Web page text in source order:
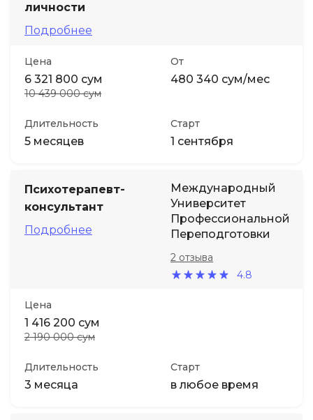
личности
Подробнее
Цена
6 321 800 сум
10 439 000 сум
От
480 340 сум/мес
Длительность
5 месяцев
Старт
1 сентября
Психотерапевт-
консультант
Подробнее
Международный
Университет
Профессиональной
Переподготовки
4.8
2 отзыва
Цена
1 416 200 сум
2 190 000 сум
Длительность
3 месяца
Старт
в любое время